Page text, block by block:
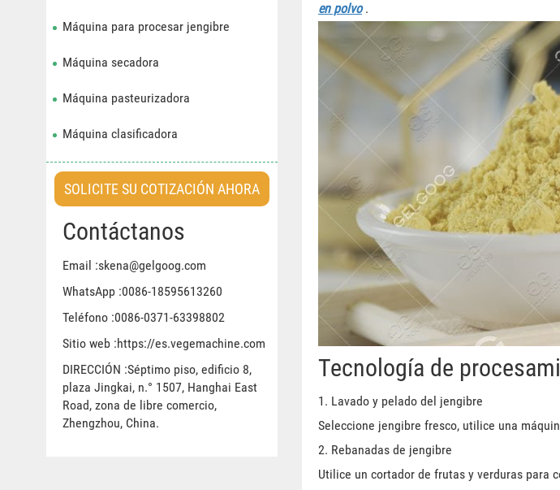
Máquina para procesar jengibre
Máquina secadora
Máquina pasteurizadora
Máquina clasificadora
SOLICITE SU COTIZACIÓN AHORA
Contáctanos
Email :skena@gelgoog.com
WhatsApp :0086-18595613260
Teléfono :0086-0371-63398802
Sitio web :https://es.vegemachine.com
DIRECCIÓN :Séptimo piso, edificio 8,
plaza Jingkai, n.° 1507, Hanghai East
Road, zona de libre comercio,
Zhengzhou, China.
en polvo.
Tecnología de
1. Lavado y pelado del jengibre
Seleccione jengibre fresco, utilice una
2. Rebanadas de jengibre
Utilice un cortador de frutas y verduras para